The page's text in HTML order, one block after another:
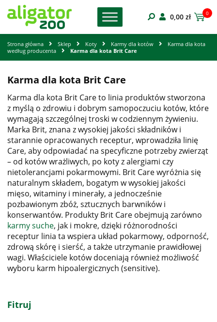
0,00 zł 0
Strona główna Sklep Koty Karmy dla kotów
Karma dla kota
według producenta
Karma dla kota Brit Care
Karma dla kota Brit Care
Karma dla kota Brit Care to linia produktów stworzona
z myślą o zdrowiu i dobrym samopoczuciu kotów, które
wymagają szczególnej troski w codziennym żywieniu.
Marka Brit, znana z wysokiej jakości składników i
starannie opracowanych receptur, wprowadziła linię
Care, aby odpowiadać na specyficzne potrzeby zwierząt
– od kotów wrażliwych, po koty z alergiami czy
nietolerancjami pokarmowymi. Brit Care wyróżnia się
naturalnym składem, bogatym w wysokiej jakości
mięso, witaminy i minerały, a jednocześnie
pozbawionym zbóż, sztucznych barwników i
konserwantów. Produkty Brit Care obejmują zarówno
karmy suche, jak i mokre, dzięki różnorodności
receptur linia ta wspiera układ pokarmowy, odporność,
zdrową skórę i sierść, a także utrzymanie prawidłowej
wagi. Właściciele kotów doceniają również możliwość
wyboru karm hipoalergicznych (sensitive).
Fitruj